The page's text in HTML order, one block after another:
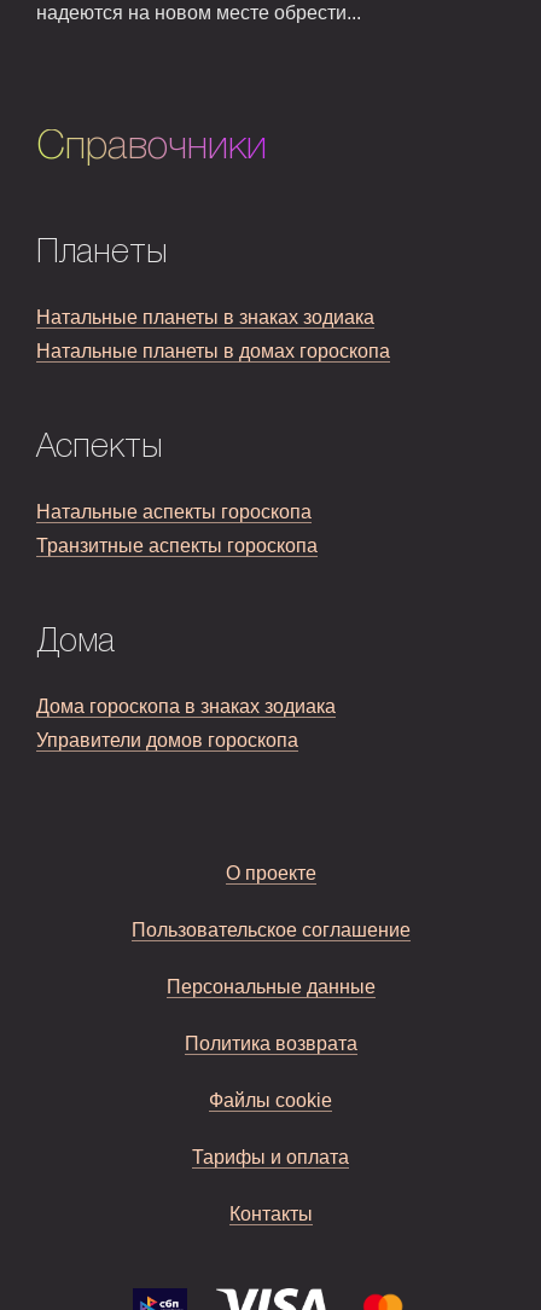
надеются на новом месте обрести...
Справочники
Планеты
Натальные планеты в знаках зодиака
Натальные планеты в домах гороскопа
Аспекты
Натальные аспекты гороскопа
Транзитные аспекты гороскопа
Дома
Дома гороскопа в знаках зодиака
Управители домов гороскопа
О проекте
Пользовательское соглашение
Персональные данные
Политика возврата
Файлы cookie
Тарифы и оплата
Контакты